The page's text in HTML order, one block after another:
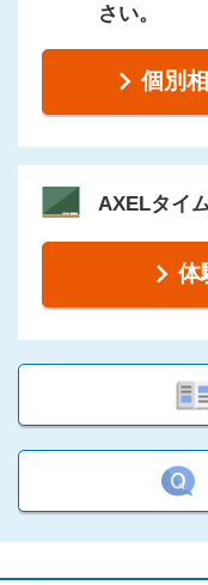
さい。
個別
AXELタイ
体